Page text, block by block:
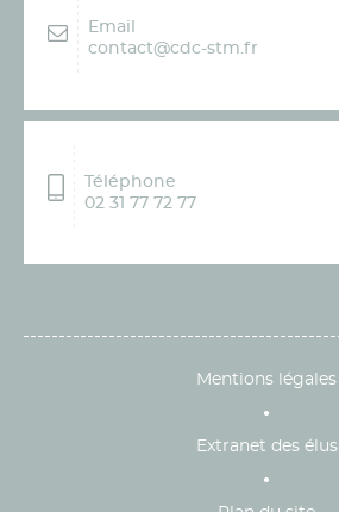
Email
contact@cdc-stm.fr
Téléphone
02 31 77 72 77
Mentions légales
Extranet des élus